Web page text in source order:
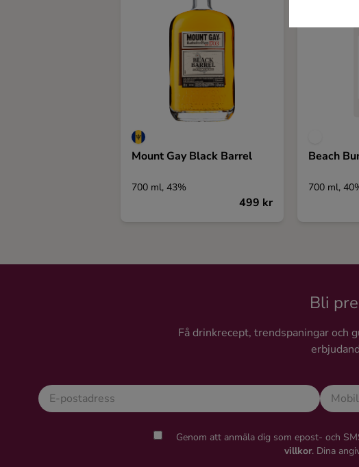
Mount Gay Black Barrel
700 ml, 43%
499 kr
Beach
700 ml,
Bli
Få drinkrecept, trendspaningar och
Genom att anmäla dig som epost- och
villkor. Dina